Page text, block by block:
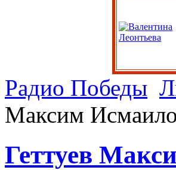
Радио Победы
Максим
Геттуев